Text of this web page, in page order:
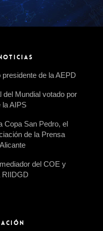
presidente de la AEPD
del Mundial votado por
la AIPS
Copa San Pedro, el
de la Prensa
del COE y
RIIDGD